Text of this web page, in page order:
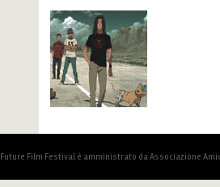
Future Film Festival è amministrato da Associazione